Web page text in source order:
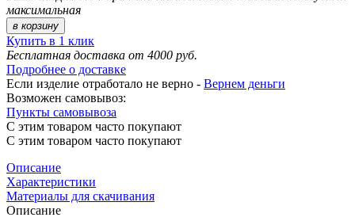
максимальная
в корзину
Купить в 1 клик
Бесплатная доставка от 4000 руб.
Подробнее о доставке
Если изделие отработало не верно - Вернем деньги
Возможен самовывоз:
Пункты самовывоза
С этим товаром часто покупают
С этим товаром часто покупают
Описание
Характеристики
Материалы для скачивания
Описание